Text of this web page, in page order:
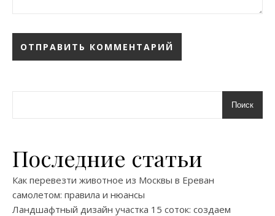
Поиск
Последние статьи
Как перевезти животное из Москвы в Ереван
самолетом: правила и нюансы
Ландшафтный дизайн участка 15 соток: создаем